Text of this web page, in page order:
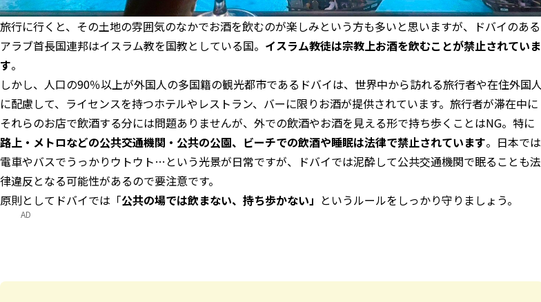
旅行に行くと、その土地の雰囲気のなかでお酒を飲むのが楽しみという方も多いと思いますが、ドバイのある
アラブ首長国連邦はイスラム教を国教としている国。 イスラム教徒は宗教上お酒を飲むことが禁止されていま
す。
しかし、人口の90％以上が外国人の多国籍の観光都市であるドバイは、世界中から訪れる旅行者や在住外国人
に配慮して、ライセンスを持つホテルやレストラン、バーに限りお酒が提供されています。旅行者が滞在中に
それらのお店で飲酒する分には問題ありませんが、外での飲酒やお酒を見える形で持ち歩くことはNG。特に
路上・メトロなどの公共交通機関・公共の公園、ビーチでの飲酒や睡眠は法律で禁止されています。日本では
電車やバスでうっかりウトウト…という光景が日常ですが、ドバイでは泥酔して公共交通機関で眠ることも法
律違反となる可能性があるので要注意です。
原則としてドバイでは「公共の場では飲まない、持ち歩かない」 というルールをしっかり守りましょう。
AD